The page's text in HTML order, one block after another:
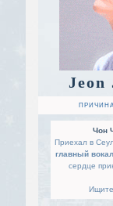
Jeon
Чон
Приехал в
главный
сердце